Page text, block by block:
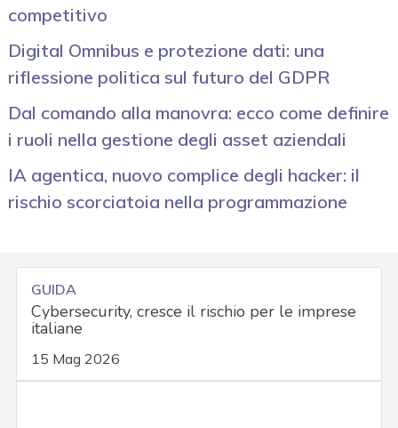
competitivo
Digital Omnibus e protezione dati: una
riflessione politica sul futuro del GDPR
Dal comando alla manovra: ecco come definire
i ruoli nella gestione degli asset aziendali
IA agentica, nuovo complice degli hacker: il
rischio scorciatoia nella programmazione
GUIDA
Cybersecurity, cresce il rischio per le imprese
italiane
15 Mag 2026